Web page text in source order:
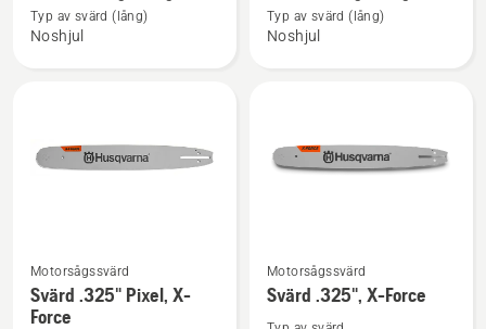
3/8"
Typ av svärd (lång)
Noshjul
3/8"
Typ av svärd (lång)
Noshjul
Se
mer
Motorsågssvärd
Svärd .325" Pixel, X-
Force
Se
mer
Motorsågssvärd
Svärd .325", X-Force